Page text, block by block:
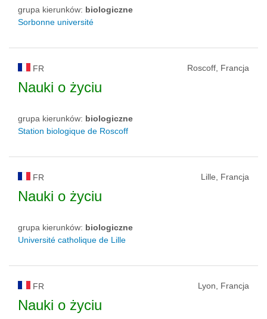
grupa kierunków: biologiczne
Sorbonne université
FR Roscoff, Francja
Nauki o życiu
grupa kierunków: biologiczne
Station biologique de Roscoff
FR Lille, Francja
Nauki o życiu
grupa kierunków: biologiczne
Université catholique de Lille
FR Lyon, Francja
Nauki o życiu